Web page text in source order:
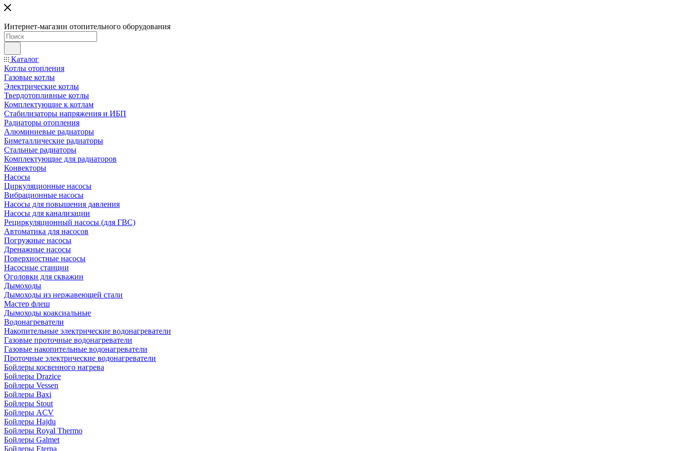
Интернет-магазин отопительного оборудования
Каталог
Котлы отопления
Газовые котлы
Электрические котлы
Твердотопливные котлы
Комплектующие к котлам
Стабилизаторы напряжения и ИБП
Радиаторы отопления
Алюминиевые радиаторы
Биметаллические радиаторы
Стальные радиаторы
Комплектующие для радиаторов
Конвекторы
Насосы
Циркуляционные насосы
Вибрационные насосы
Насосы для повышения давления
Насосы для канализации
Рециркуляционный насосы (для ГВС)
Автоматика для насосов
Погружные насосы
Дренажные насосы
Поверхностные насосы
Насосные станции
Оголовки для скважин
Дымоходы
Дымоходы из нержавеющей стали
Мастер флеш
Дымоходы коаксиальные
Водонагреватели
Накопительные электрические водонагреватели
Газовые проточные водонагреватели
Газовые накопительные водонагреватели
Проточные электрические водонагреватели
Бойлеры косвенного нагрева
Бойлеры Drazice
Бойлеры Vessen
Бойлеры Baxi
Бойлеры Stout
Бойлеры ACV
Бойлеры Hajdu
Бойлеры Royal Thermo
Бойлеры Galmet
Бойлеры Eterna